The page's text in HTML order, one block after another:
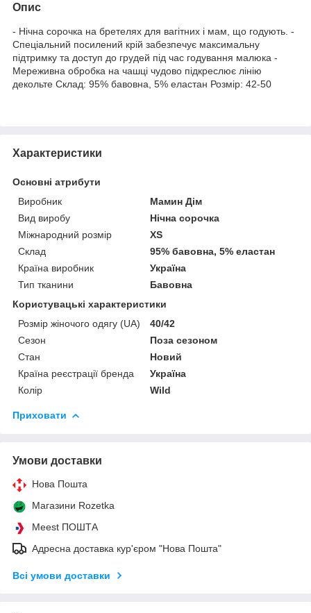
Опис
- Нічна сорочка на бретелях для вагітних і мам, що годують. -
Спеціальний посилений крій забезпечує максимальну
підтримку та доступ до грудей під час годування малюка -
Мереживна обробка на чашці чудово підкреслює лінію
декольте Склад: 95% бавовна, 5% еластан Розмір: 42-50
Характеристики
Основні атрибути
Виробник
Мамин Дім
Вид виробу
Нічна сорочка
Міжнародний розмір
XS
Склад
95% бавовна, 5% еластан
Країна виробник
Україна
Тип тканини
Бавовна
Користувацькі характеристики
Розмір жіночого одягу (UA)
40/42
Сезон
Поза сезоном
Стан
Новий
Країна реєстрації бренда
Україна
Колір
Wild
Приховати
Умови доставки
Нова Пошта
Магазини Rozetka
Meest ПОШТА
Адресна доставка кур'єром "Нова Пошта"
Всі умови доставки